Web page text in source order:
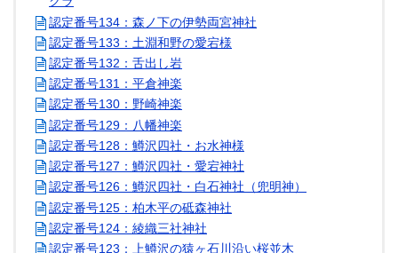
認定番号134：森ノ下の伊勢両宮神社
認定番号133：土淵和野の愛宕様
認定番号132：舌出し岩
認定番号131：平倉神楽
認定番号130：野崎神楽
認定番号129：八幡神楽
認定番号128：鱒沢四社・お水神様
認定番号127：鱒沢四社・愛宕神社
認定番号126：鱒沢四社・白石神社（兜明神）
認定番号125：柏木平の砥森神社
認定番号124：綾織三社神社
認定番号123：上鱒沢の猿ヶ石川沿い桜並木